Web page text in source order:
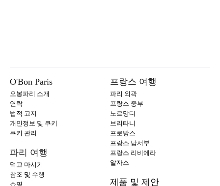
O'Bon Paris
오봉파리 소개
연락
법적 고지
개인정보 및 쿠키
쿠키 관리
파리 여행
먹고 마시기
참조 및 수행
쇼핑
프랑스 여행
파리 외곽
프랑스 중부
노르망디
브리타니
프로방스
프랑스 남서부
프랑스 리비에라
알자스
제품 및 제안